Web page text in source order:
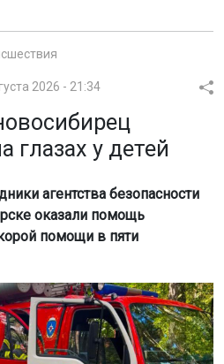
2026 - 21:34
глазах у детей
агентства безопасности
оказали помощь
помощи в пяти